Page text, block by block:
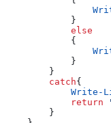
            }
            else
            {
            }
        }
        catch
{
Write-
            return
        }